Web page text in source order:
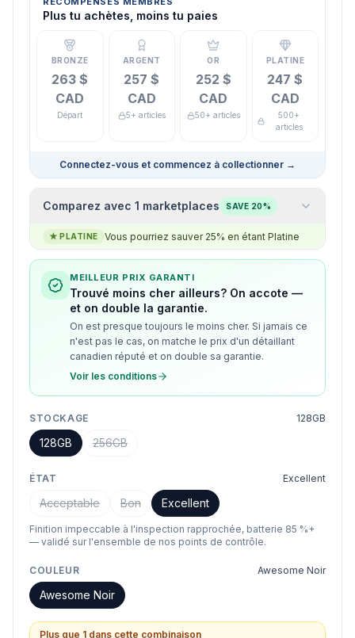
Plus tu achètes, moins tu paies
BRONZE
263 $
CAD
Départ
ARGENT
257 $
CAD
5+ articles
OR
252 $
CAD
50+ articles
PLATINE
247 $
CAD
500+
articles
Connectez-vous et commencez à collectionner →
Comparez avec 1 marketplaces SAVE 20%
★ PLATINE Vous pourriez sauver 25% en étant Platine
MEILLEUR PRIX GARANTI
Trouvé moins cher ailleurs? On accote —
et on double la garantie.
On est presque toujours le moins cher. Si jamais ce
n'est pas le cas, on matche le prix d'un détaillant
canadien réputé et on double sa garantie.
Voir les conditions
STOCKAGE 128GB
128GB 256GB
ÉTAT Excellent
Acceptable Bon Excellent
Finition impeccable à l'inspection rapprochée, batterie 85 %+
— validé sur l'ensemble de nos points de contrôle.
COULEUR Awesome Noir
Awesome Noir
Plus que 1 dans cette combinaison